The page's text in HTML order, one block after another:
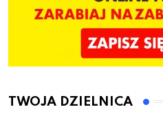
TWOJA DZIELNICA